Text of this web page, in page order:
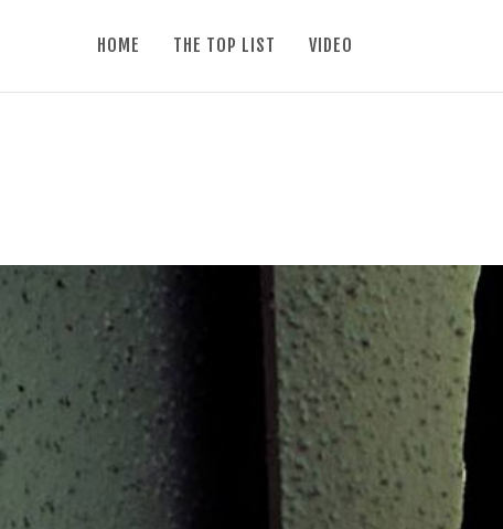
HOME THE TOP LIST VIDEO